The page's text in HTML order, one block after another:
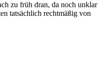
zu früh dran, da noch unklar
tatsächlich rechtmäßig von